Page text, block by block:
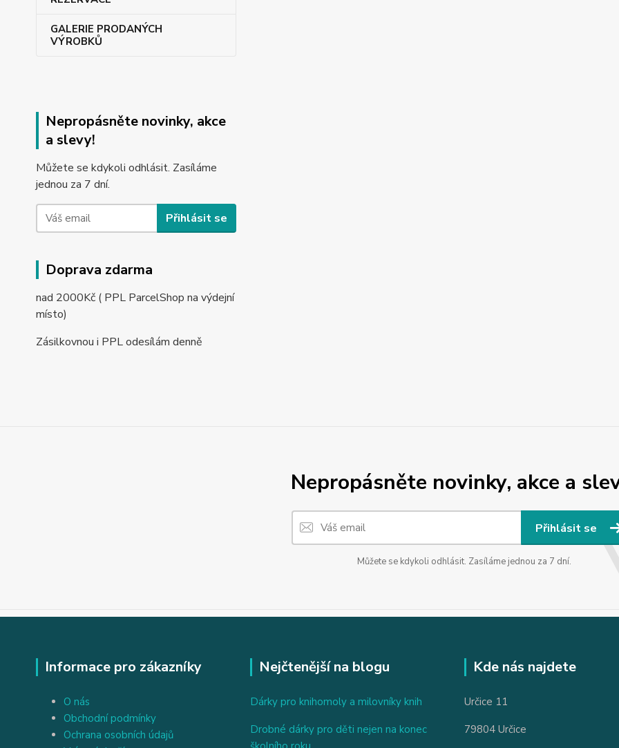
GALERIE PRODANÝCH
VÝROBKŮ
Nepropásněte novinky, akce
a slevy!
Můžete se kdykoli odhlásit. Zasíláme
jednou za 7 dní.
Přihlásit se
Doprava zdarma
nad 2000Kč ( PPL ParcelShop na výdejní
místo)
Zásilkovnou i PPL odesílám denně
Nepropásněte novinky, akce a
Přihlásit se
Můžete se kdykoli odhlásit. Zasíláme jednou za 7 dní.
Informace pro zákazníky
O nás
Obchodní podmínky
Ochrana osobních údajů
Nejčtenější na blogu
Dárky pro knihomoly a milovníky knih
Drobné dárky pro děti nejen na konec
Kde nás najdete
Určice 11
79804 Určice